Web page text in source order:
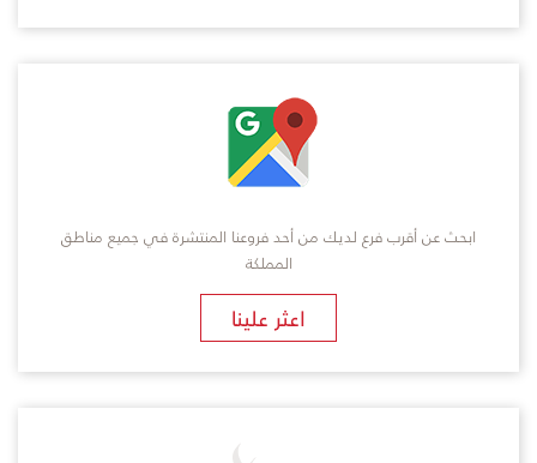
ابحث عن أقرب فرع لديك من أحد فروعنا المنتشرة في جميع مناطق
المملكة
​اعثر علينا